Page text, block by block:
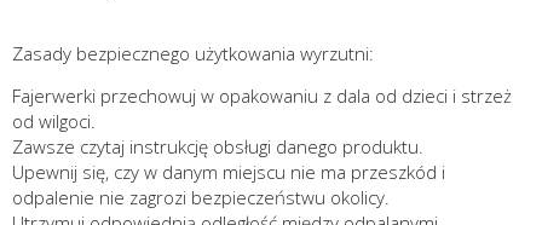
Zasady bezpiecznego użytkowania wyrzutni:
Fajerwerki przechowuj w opakowaniu z dala od dzieci i strzeż
od wilgoci.
Zawsze czytaj instrukcję obsługi danego produktu.
Upewnij się, czy w danym miejscu nie ma przeszkód i
odpalenie nie zagrozi bezpieczeństwu okolicy.